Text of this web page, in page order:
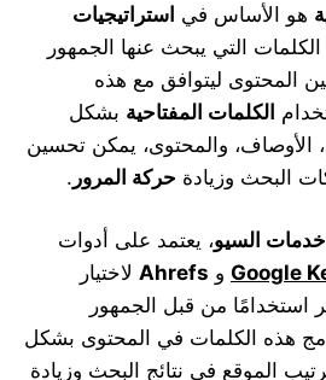
هو الأساس في استراتيجيات
التي يبحث عنها الجمهور
المحتوى ليتوافق مع هذه
الكلمات المفتاحية بشكل
الأوصاف، والمحتوى، يمكن تحسين
البحث وزيادة حركة المرور .
خدمات السيو، يعتمد على أدوات
Google و Ahrefs لاختيار
استخدامًا من قبل الجمهور
هذه الكلمات في المحتوى بشكل
الموقع في نتائج البحث وزيادة